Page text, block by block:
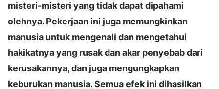
misteri-misteri yang tidak dapat dipahami
olehnya. Pekerjaan ini juga memungkinkan
manusia untuk mengenali dan mengetahui
hakikatnya yang rusak dan akar penyebab dari
kerusakannya, dan juga mengungkapkan
keburukan manusia. Semua efek ini dihasilkan